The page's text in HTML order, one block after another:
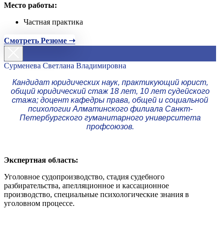
Место работы:
Частная практика
Смотреть Резюме ➝
Сурменева Светлана Владимировна
Кандидат юридических наук, практикующий юрист,
общий юридический стаж 18 лет, 10 лет судейского
стажа; доцент кафедры права, общей и социальной
психологии Алматинского филиала Санкт-
Петербургского гуманитарного университета
профсоюзов.
Экспертная область:
Уголовное судопроизводство, стадия судебного
разбирательства, апелляционное и кассационное
производство, специальные психологические знания в
уголовном процессе.